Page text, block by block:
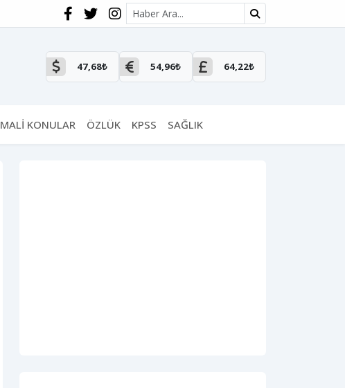
Site içi arama
47,68₺ 54,96₺ 64,22₺
MALİ KONULAR ÖZLÜK KPSS SAĞLIK